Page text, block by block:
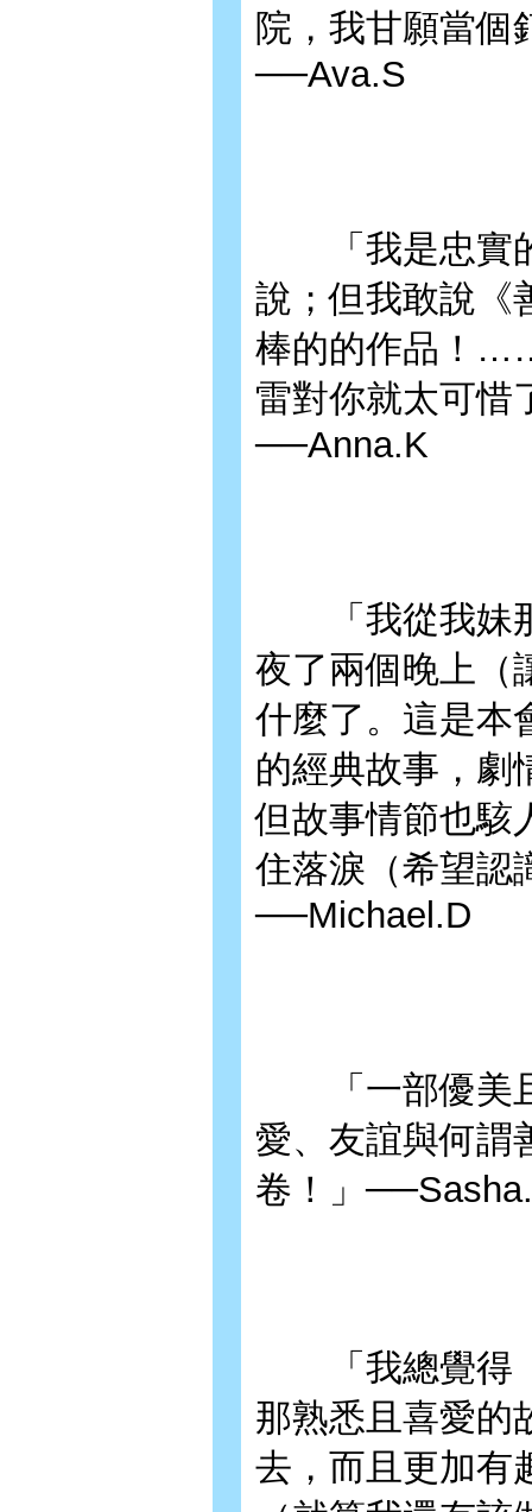
院，我甘願當個
──Ava.S
「我是忠實的
說；但我敢說《
棒的的作品！
雷對你就太可惜
──Anna.K
「我從我妹那
夜了兩個晚上（
什麼了。這是本
的經典故事，劇
但故事情節也駭
住落淚（希望認
──Michael.D
「一部優美且
愛、友誼與何謂
卷！」
「我總覺得《
那熟悉且喜愛的
去，而且更加有